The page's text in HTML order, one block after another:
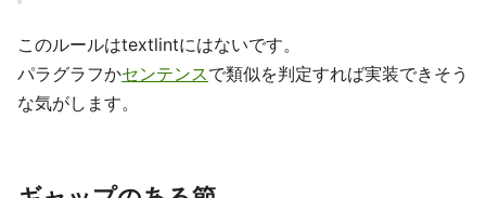
このルールはtextlintにはないです。
パラグラフかセンテンスで類似を判定すれば実装できそう
な気がします。